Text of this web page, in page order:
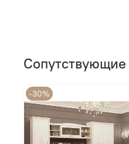
Сопутствующие
-30%